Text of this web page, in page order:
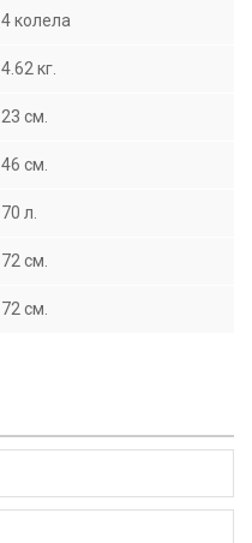
4 колела
4.62 кг.
23 см.
46 см.
70 л.
72 см.
72 см.